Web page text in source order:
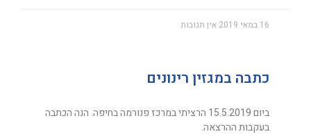
16 במאי 2019 אין תגובות
כתבה במגזין רינונים
ביום 15.5.2019 הרציתי במרכז פנורמה בחיפה. הנה הכתבה
בעקבות ההרצאה.